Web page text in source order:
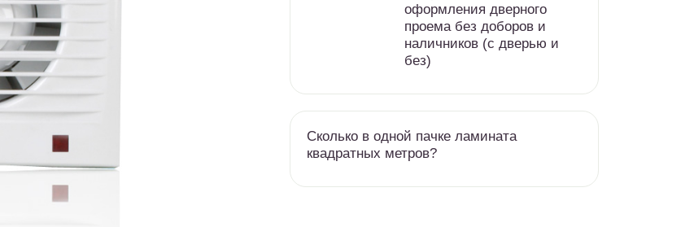
оформления дверного
проема без доборов и
наличников (с дверью и
без)
Сколько в одной пачке ламината
квадратных метров?